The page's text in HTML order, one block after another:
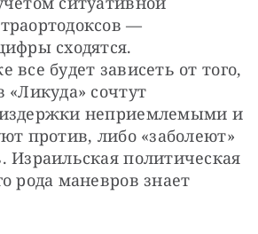
—
сходятся.
все будет зависеть от того,
«Ликуда» сочтут
неприемлемыми и
против, либо «заболеют»
политическая
рода маневров знает